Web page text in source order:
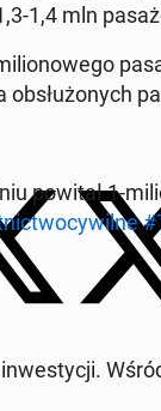
1,4 mln
ob­słu­żo­nych
powitał 1-